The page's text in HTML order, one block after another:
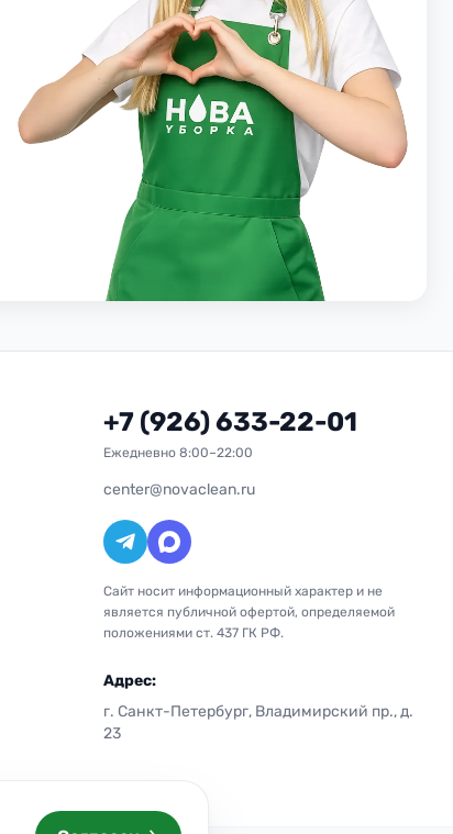
+7 (926) 633-22-01
Ежедневно 8:00–22:00
center@novaclean.ru
Сайт носит информационный характер и не
является публичной офертой, определяемой
положениями ст. 437 ГК РФ.
Адрес:
г. Санкт-Петербург, Владимирский пр., д.
23